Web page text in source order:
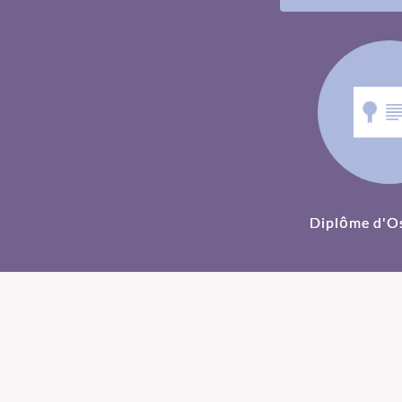
Diplôme